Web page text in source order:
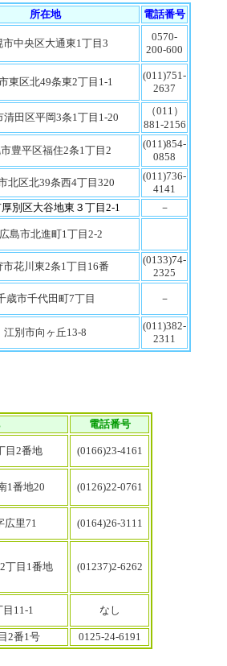
所在地 電話番号
市中央区大通東1丁目3
0570-
200-600
東区北49条東2丁目1-1
(011)751-
2637
清田区平岡3条1丁目1-20
（011）
881-2156
豊平区福住2条1丁目2
(011)854-
0858
北区北39条西4丁目320
(011)736-
4141
別区大谷地東３丁目2-1 －
島市北進町1丁目2-2
市花川東2条1丁目16番
(0133)74-
2325
歳市千代田町7丁目 －
江別市向ヶ丘13-8
(011)382-
2311
電話番号
目2番地 (0166)23-4161
1番地20
(0126)22-0761
広里71 (0164)26-3111
丁目1番地
(01237)2-6262
11-1 なし
2番1号 0125-24-6191